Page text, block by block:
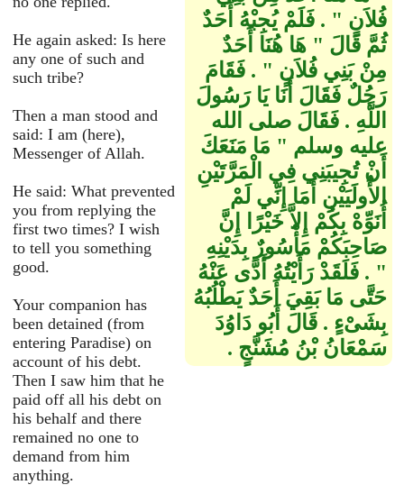
He again asked: Is here
any one of such and
such tribe?
Then a man stood and
said: I am (here),
Messenger of Allah.
He said: What prevented
you from replying the
first two times? I wish
to tell you something
good.
Your companion has
been detained (from
entering Paradise) on
account of his debt.
Then I saw him that he
paid off all his debt on
his behalf and there
remained no one to
demand from him
anything.
فُلاَنٍ ‏"‏ ‏.‏ فَلَمْ يُجِبْهُ أَحَدٌ
ثُمَّ قَالَ ‏"‏ هَا هُنَا أَحَدٌ
مِنْ بَنِي فُلاَنٍ ‏"‏ ‏.‏ فَقَامَ
رَجُلٌ فَقَالَ أَنَا يَا رَسُولَ
اللَّهِ ‏.‏ فَقَالَ صلى الله
عليه وسلم ‏"‏ مَا مَنَعَكَ
أَنْ تُجِيبَنِي فِي الْمَرَّتَيْنِ
الأُولَيَيْنِ أَمَا إِنِّي لَمْ
أُنَوِّهْ بِكُمْ إِلاَّ خَيْرًا إِنَّ
صَاحِبَكُمْ مَأْسُورٌ بِدَيْنِهِ
‏"‏ ‏.‏ فَلَقَدْ رَأَيْتُهُ أَدَّى عَنْهُ
حَتَّى مَا بَقِيَ أَحَدٌ يَطْلُبُهُ
بِشَىْءٍ ‏.‏ قَالَ أَبُو دَاوُدَ
سَمْعَانُ بْنُ مُشَنَّجٍ ‏.‏